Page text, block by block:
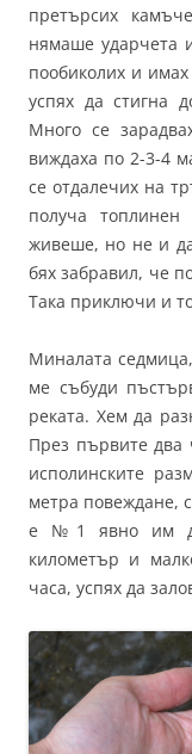
претърсих
нямаше ударчета
пообиколих и
успях да стигна
Много се
виждаха по 2-3-4
се отдалечих на
получа
живеше, но не и
бях забравил, че
Така приключи и
Миналата
ме събуди
реката. Хем да
През първите два
исполинските
метра повеждане,
е №1 явно им
километър и
часа, успях да